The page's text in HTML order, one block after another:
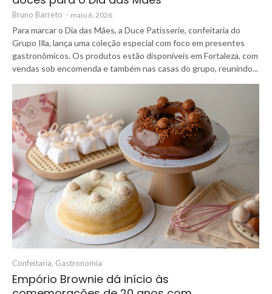
Bruno Barreto - maio 6, 2026
Para marcar o Dia das Mães, a Duce Patisserie, confeitaria do
Grupo Illa, lança uma coleção especial com foco em presentes
gastronômicos. Os produtos estão disponíveis em Fortaleza, com
vendas sob encomenda e também nas casas do grupo, reunindo...
Confeitaria, Gastronomia
Empório Brownie dá início às